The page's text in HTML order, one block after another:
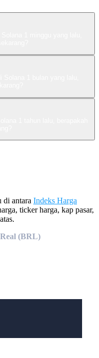
di antara Indeks Harga
ticker harga, kap pasar,
(BRL)